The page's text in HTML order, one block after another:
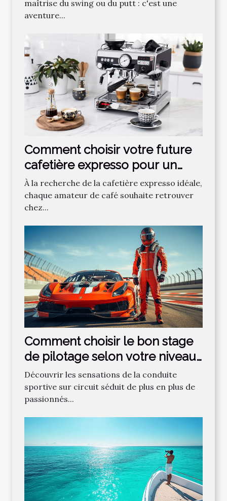
l'apprentissage du golf
maîtrise du swing ou du putt : c'est une
aventure...
Comment choisir votre future
cafetière expresso pour un
café parfait ?
À la recherche de la cafetière expresso idéale,
chaque amateur de café souhaite retrouver
chez...
Comment choisir le bon stage
de pilotage selon votre niveau
?
Découvrir les sensations de la conduite
sportive sur circuit séduit de plus en plus de
passionnés...